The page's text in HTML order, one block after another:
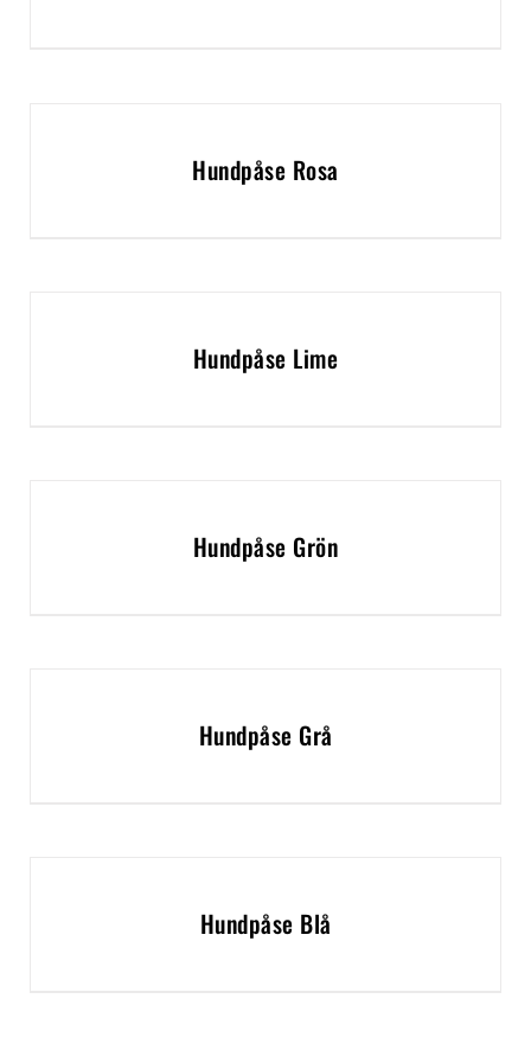
Hundpåse Rosa
Hundpåse Lime
Hundpåse Grön
Hundpåse Grå
Hundpåse Blå